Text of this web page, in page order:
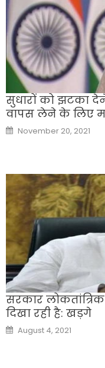
सुधारों को झटका
वापस लेने के लिए
Posted
on
November 20, 2021
सरकार
दिखा रही है: खड़गे
Posted
on
August 4, 2021